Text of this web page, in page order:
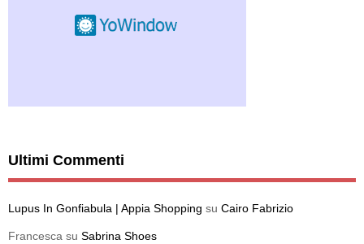
Ultimi Commenti
Lupus In Gonfiabula | Appia Shopping su Cairo Fabrizio
Francesca su Sabrina Shoes